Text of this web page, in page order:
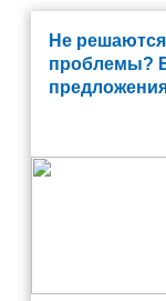
Не решаются
проблемы?